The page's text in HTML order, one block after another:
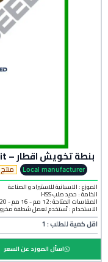
بنطة تخويش اقطار – Countersink Drill Bit
Local manufacturer
الموزع : الاسبانية للاستيراد و الصناعة
الخامة : حديد صلب HSS
المقاسات المتاحة :12 مم - 16 مم - 20 مم - 25 مم - 31 مم
الاستخدام : تُستخدم لعمل شطفة
اقل كمية للطلب : 1
اسأل المورد عن السعر